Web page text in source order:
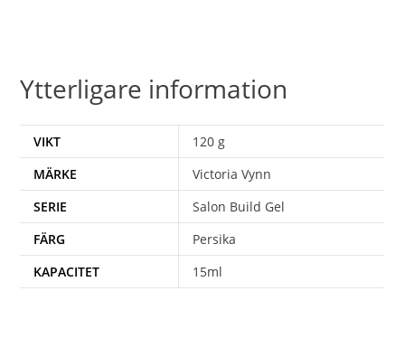
Ytterligare information
VIKT
120 g
MÄRKE
Victoria Vynn
SERIE
Salon Build Gel
FÄRG
Persika
KAPACITET
15ml